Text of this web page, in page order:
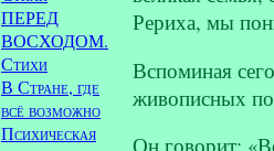
ПЕРЕД
ВОСХОДОМ.
Стихи
В Стране, где
всё возможно
Психическая
Рериха, мы
Вспоминая
живописных
Он говорит: